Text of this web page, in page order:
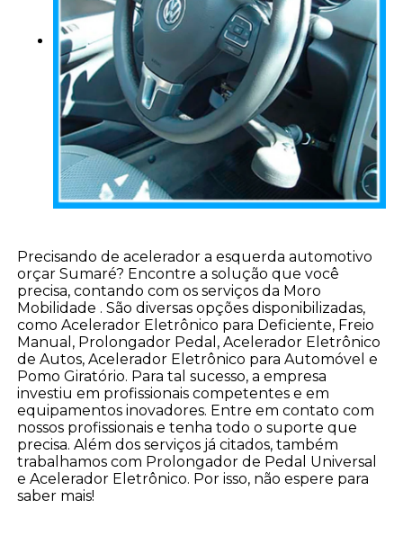
Precisando de acelerador a esquerda automotivo
orçar Sumaré? Encontre a solução que você
precisa, contando com os serviços da Moro
Mobilidade . São diversas opções disponibilizadas,
como Acelerador Eletrônico para Deficiente, Freio
Manual, Prolongador Pedal, Acelerador Eletrônico
de Autos, Acelerador Eletrônico para Automóvel e
Pomo Giratório. Para tal sucesso, a empresa
investiu em profissionais competentes e em
equipamentos inovadores. Entre em contato com
nossos profissionais e tenha todo o suporte que
precisa. Além dos serviços já citados, também
trabalhamos com Prolongador de Pedal Universal
e Acelerador Eletrônico. Por isso, não espere para
saber mais!